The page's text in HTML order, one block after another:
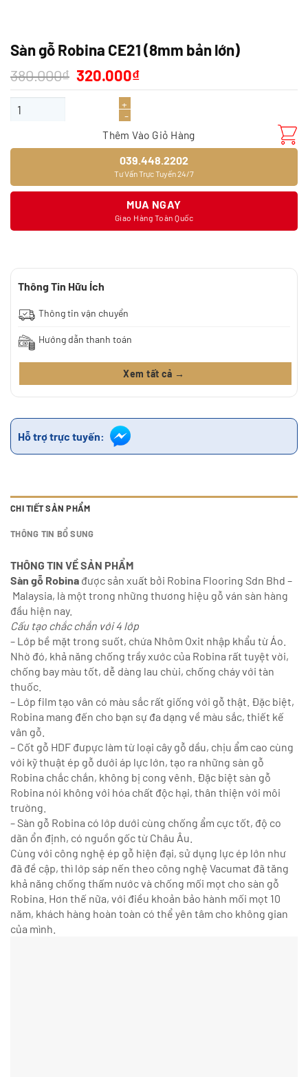
Sàn gỗ Robina CE21 (8mm bản lớn)
380.000₫ Giá
gốc
là:
320.000₫Giá
hiện
tại
Sàn gỗ Robina CE21 (8mm bản lớn) số lượng
Thêm Vào Giỏ Hàng
039.448.2202
Tư Vấn Trực Tuyến 24/7
MUA NGAY
Giao Hàng Toàn Quốc
Thông Tin Hữu Ích
Thông tin vận chuyển
Hướng dẫn thanh toán
Xem tất cả →
Hỗ trợ trực tuyến:
CHI TIẾT SẢN PHẨM
THÔNG TIN BỔ SUNG
THÔNG TIN VỀ SẢN PHẨM
Sàn gỗ Robina được sản xuất bởi Robina Flooring Sdn Bhd –
Malaysia, là một trong những thương hiệu gỗ ván sàn hàng
đầu hiện nay.
Cấu tạo chắc chắn với 4 lớp
– Lớp bề mặt trong suốt, chứa Nhôm Oxit nhập khẩu từ Áo.
Nhờ đó, khả năng chống trầy xước của Robina rất tuyệt vời,
chống bay màu tốt, dễ dàng lau chùi, chống cháy với tàn
thuốc.
– Lớp film tạo vân có màu sắc rất giống với gỗ thật. Đặc biệt,
Robina mang đến cho bạn sự đa dạng về màu sắc, thiết kế
vân gỗ.
– Cốt gỗ HDF đưpực làm từ loại cây gỗ dầu, chịu ẩm cao cùng
với kỹ thuật ép gỗ dưới áp lực lớn, tạo ra những sàn gỗ
Robina chắc chắn, không bị cong vênh. Đặc biệt sàn gỗ
Robina nói không với hóa chất độc hại, thân thiện với môi
trường.
– Sàn gỗ Robina có lớp dưới cùng chống ẩm cực tốt, độ co
dãn ổn định, có nguồn gốc từ Châu Âu.
Cùng với công nghệ ép gỗ hiện đại, sử dụng lực ép lớn như
đã đề cập, thì lớp sáp nến theo công nghệ Vacumat đã tăng
khả năng chống thấm nước và chống mối mọt cho sàn gỗ
Robina. Hơn thế nữa, với điều khoản bảo hành mối mọt 10
năm, khách hàng hoàn toàn có thể yên tâm cho không gian
của mình.